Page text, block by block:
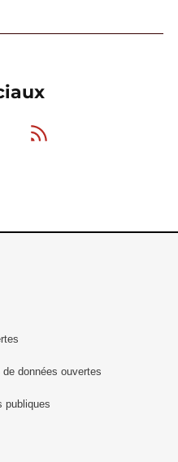
Github
données ouvertes
publiques